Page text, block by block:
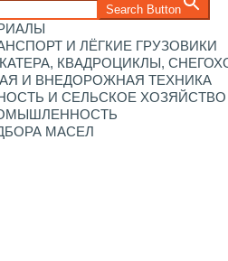
Search Button
И ЛЁГКИЕ ГРУЗОВИКИ
КВАДРОЦИКЛЫ,
И ВНЕДОРОЖНАЯ ТЕХНИКА
И СЕЛЬСКОЕ ХОЗЯЙСТВО
МАСЕЛ